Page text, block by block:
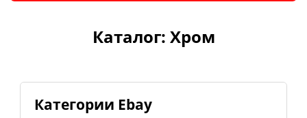
Категории Ebay
Каталог: Хром